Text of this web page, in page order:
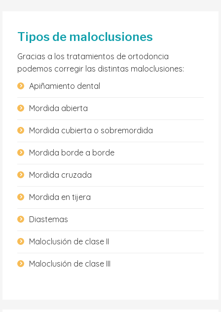
Tipos de maloclusiones
Gracias a los tratamientos de ortodoncia
podemos corregir las distintas maloclusiones:
Apiñamiento dental
Mordida abierta
Mordida cubierta o sobremordida
Mordida borde a borde
Mordida cruzada
Mordida en tijera
Diastemas
Maloclusión de clase II
Maloclusión de clase III